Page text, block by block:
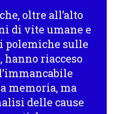
oltre all’alto
di vite umane e
sulle
hanno riacceso
memoria, ma
delle cause